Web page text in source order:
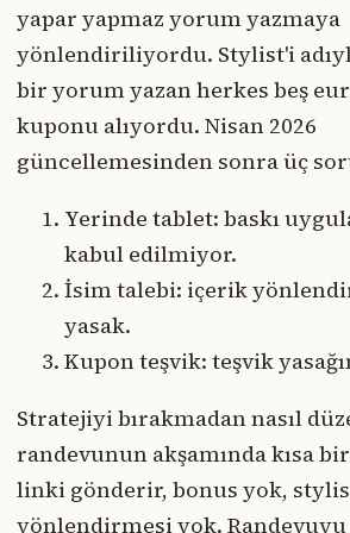
yapar yapmaz yorum yazmaya
yönlendiriliyordu. Stylist'i
bir yorum yazan herkes beş
kuponu alıyordu. Nisan 2026
güncellemesinden sonra üç
Yerinde tablet: baskı
kabul edilmiyor.
İsim talebi: içerik
yasak.
Kupon teşvik: teşvik
Stratejiyi bırakmadan nasıl
randevunun akşamında kısa
linki gönderir, bonus yok,
yönlendirmesi yok. Randevuyu